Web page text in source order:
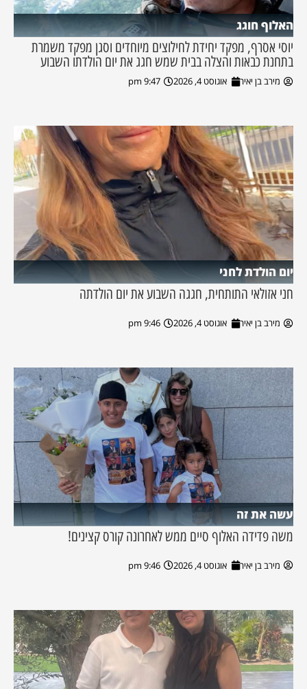
האלוף חוגג
יוסי אסרף, מפקד יחידת לחילוצים מיוחדים וסגן מפקד משמרת
בתחנת כבאות והצלה בבית שמש חגג את יום הולדתו השבוע
מירב בן יאיר אוגוסט 4, 2026 9:47 pm
יום הולדת לחני
חני אזולאי התותחית, חגגה השבוע את יום הולדתה
מירב בן יאיר אוגוסט 4, 2026 9:46 pm
עשה את זה
משה פדידה האלוף סיים ממש לאחרונה קורס קצינים!
מירב בן יאיר אוגוסט 4, 2026 9:46 pm